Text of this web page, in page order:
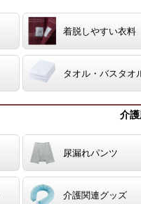
着脱しやすい衣料
タオル・バスタオ
介
尿漏れパンツ
介護関連グッズ